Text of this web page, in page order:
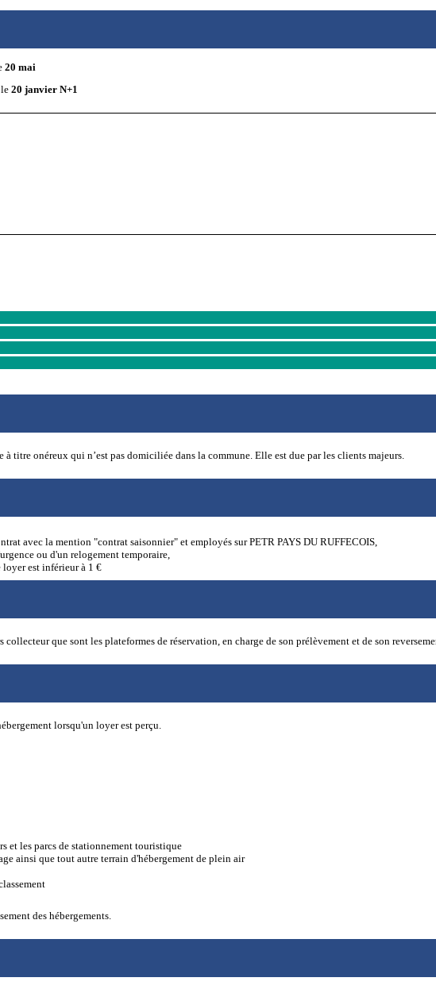
20 mai
20 janvier N+1
à titre onéreux qui n’est pas domiciliée dans la commune. Elle est due par les clients majeurs.
avec la mention "contrat saisonnier" et employés sur PETR PAYS DU RUFFECOIS,
ou d'un relogement temporaire,
est inférieur à 1 €
que sont les plateformes de réservation, en charge de son prélèvement et de son
lorsqu'un loyer est perçu.
et les parcs de stationnement touristique
ainsi que tout autre terrain d'hébergement de plein air
des hébergements.